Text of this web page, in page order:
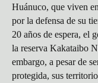
Huánuco, que viven
por la defensa de su
20 años de espera, el
la reserva Kakataibo
embargo, a pesar de
protegida, sus